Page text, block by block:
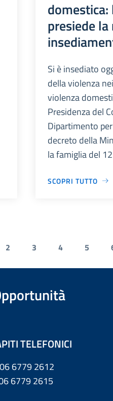
presiede
Si è insediato
della violenza
violenza
Presidenza del
Dipartimento
decreto della
la famiglia del
SCOPRI TUTTO
2 3 4 5
TELEFONICI
6779 2612
2615